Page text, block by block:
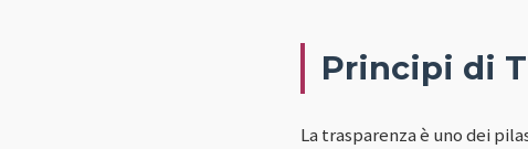
Principi di
La trasparenza è uno dei